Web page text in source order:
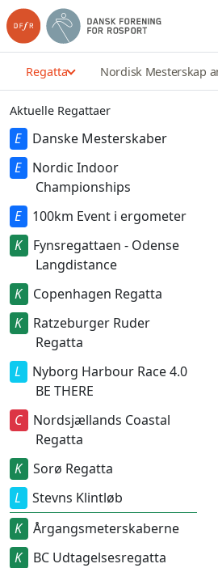
Regatta Nordisk Mesterskap
Aktuelle Regattaer
Danske Mesterskaber
Nordic Indoor
Championships
100km Event i ergometer
Fynsregattaen - Odense
Langdistance
Copenhagen Regatta
Ratzeburger Ruder
Regatta
Nyborg Harbour Race 4.0
BE THERE
Nordsjællands Coastal
Regatta
Sorø Regatta
Stevns Klintløb
Årgangsmeterskaberne
BC Udtagelsesregatta